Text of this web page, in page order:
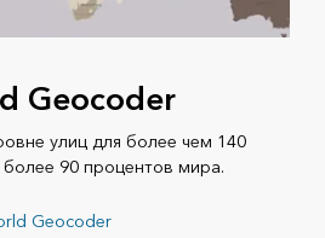
Geocoder
улиц для более чем 140
90 процентов мира.
Geocoder